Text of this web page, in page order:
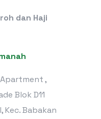
dan Haji
,
Blok D11
Kec. Babakan